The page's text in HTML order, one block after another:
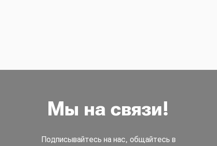
Мы на связи!
Подписывайтесь на нас, общайтесь в